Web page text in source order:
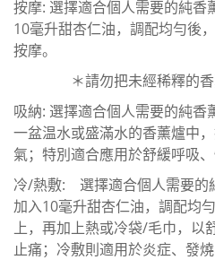
按摩: 選擇適合個人需要的純香
10毫升甜杏仁油，調配均勻後
按摩。
＊請勿把未經稀釋的香薰
吸納: 選擇適合個人需要的純香
一盆温水或盛滿水的香薰爐中
氣；特別適合應用於舒緩呼吸
冷/熱敷: 選擇適合個人需要的
加入10毫升甜杏仁油，調配均
上，再加上熱或冷袋/毛巾，以
止痛；冷敷則適用於炎症、發